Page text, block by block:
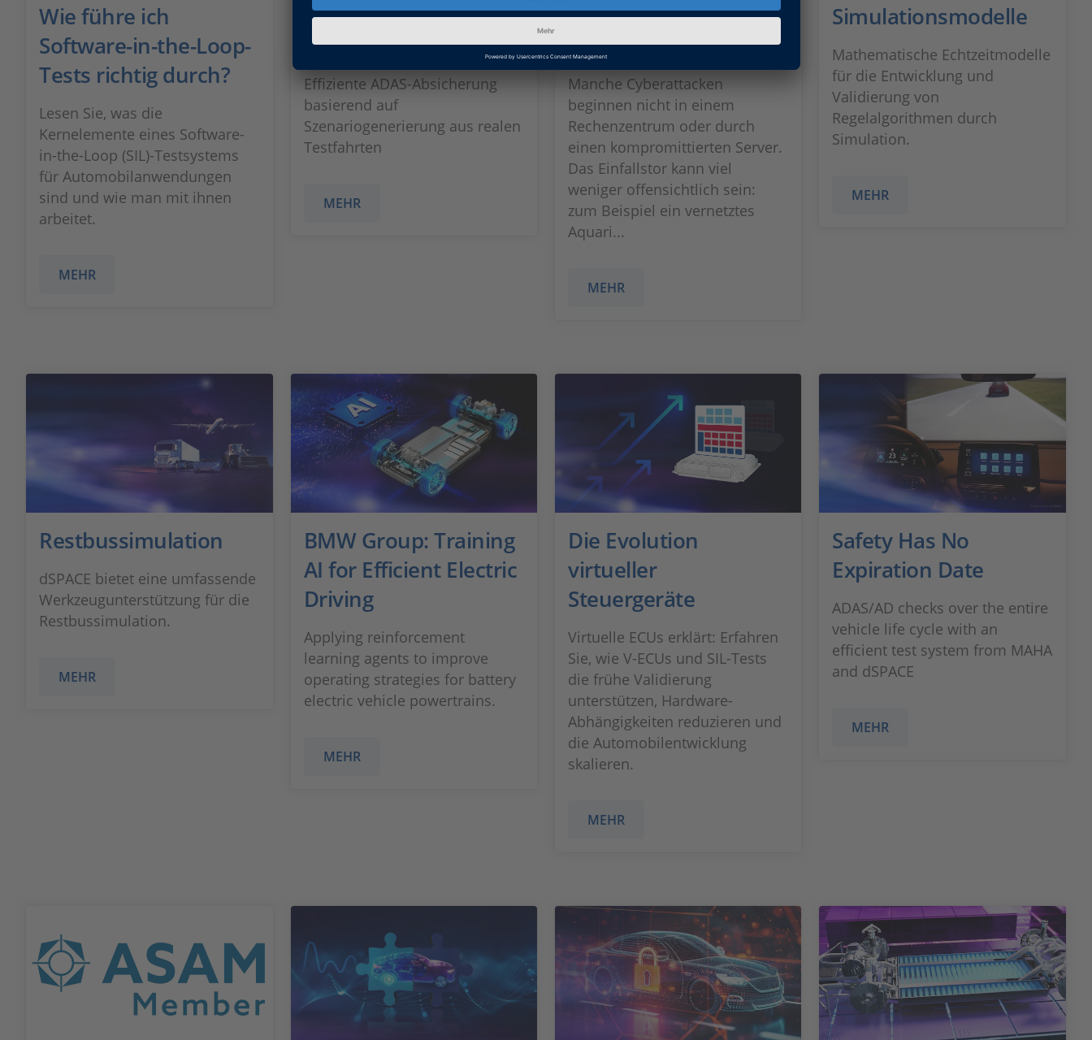
Wie führe ich
Software-in-the-Loop-
Tests richtig durch?
Lesen Sie, was die
Kernelemente eines Software-
in-the-Loop (SIL)-Testsystems
für Automobilanwendungen
sind und wie man mit ihnen
arbeitet.
MEHR
Toyota: Von der
Straße ins Labor
Effiziente ADAS-Absicherung
basierend auf
Szenariogenerierung aus realen
Testfahrten
MEHR
Hack mich – wenn du
kannst!
Manche Cyberattacken
beginnen nicht in einem
Rechenzentrum oder durch
einen kompromittierten Server.
Das Einfallstor kann viel
weniger offensichtlich sein:
zum Beispiel ein vernetztes
Aquari...
MEHR
Simulationsmodelle
Mathematische Echtzeitmodelle
für die Entwicklung und
Validierung von
Regelalgorithmen durch
Simulation.
MEHR
Restbussimulation
dSPACE bietet eine umfassende
Werkzeugunterstützung für die
Restbussimulation.
MEHR
BMW Group: Training
AI for Efficient Electric
Driving
Applying reinforcement
learning agents to improve
operating strategies for battery
electric vehicle powertrains.
MEHR
Die Evolution
virtueller
Steuergeräte
Virtuelle ECUs erklärt: Erfahren
Sie, wie V-ECUs und SIL-Tests
die frühe Validierung
unterstützen, Hardware-
Abhängigkeiten reduzieren und
die Automobilentwicklung
skalieren.
MEHR
Safety Has No
Expiration Date
ADAS/AD checks over the entire
vehicle life cycle with an
efficient test system from MAHA
and dSPACE
MEHR